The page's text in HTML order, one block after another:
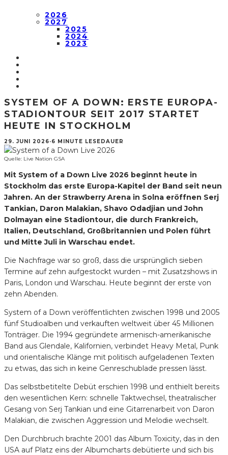
2026
2027
2025
2024
2023
SYSTEM OF A DOWN: ERSTE EUROPA-
STADIONTOUR SEIT 2017 STARTET
HEUTE IN STOCKHOLM
29. JUNI 2026·6 MINUTE LESEDAUER
Quelle: Live Nation GSA
Mit System of a Down Live 2026 beginnt heute in
Stockholm das erste Europa-Kapitel der Band seit neun
Jahren. An der Strawberry Arena in Solna eröffnen Serj
Tankian, Daron Malakian, Shavo Odadjian und John
Dolmayan eine Stadiontour, die durch Frankreich,
Italien, Deutschland, Großbritannien und Polen führt
und Mitte Juli in Warschau endet.
Die Nachfrage war so groß, dass die ursprünglich sieben
Termine auf zehn aufgestockt wurden – mit Zusatzshows in
Paris, London und Warschau. Heute beginnt der erste von
zehn Abenden.
System of a Down veröffentlichten zwischen 1998 und 2005
fünf Studioalben und verkauften weltweit über 45 Millionen
Tonträger. Die 1994 gegründete armenisch-amerikanische
Band aus Glendale, Kalifornien, verbindet Heavy Metal, Punk
und orientalische Klänge mit politisch aufgeladenen Texten
zu etwas, das sich in keine Genreschublade pressen lässt.
Das selbstbetitelte Debüt erschien 1998 und enthielt bereits
den wesentlichen Kern: schnelle Taktwechsel, theatralischer
Gesang von Serj Tankian und eine Gitarrenarbeit von Daron
Malakian, die zwischen Aggression und Melodie wechselt.
Den Durchbruch brachte 2001 das Album Toxicity, das in den
USA auf Platz eins der Albumcharts debütierte und sich bis